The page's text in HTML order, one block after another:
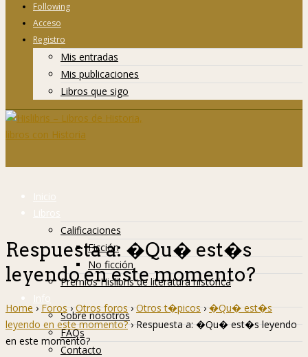
Following
Acceso
Registro
Mis entradas
Mis publicaciones
Libros que sigo
Inicio
Libros
Calificaciones
Ficción
No ficción
Premios Hislibris de literatura histórica
Info
Sobre nosotros
FAQs
Contacto
Respuesta a: �Qu� est�s
leyendo en este momento?
Home › Foros › Otros foros › Otros t�picos › �Qu� est�s
leyendo en este momento? › Respuesta a: �Qu� est�s leyendo
en este momento?